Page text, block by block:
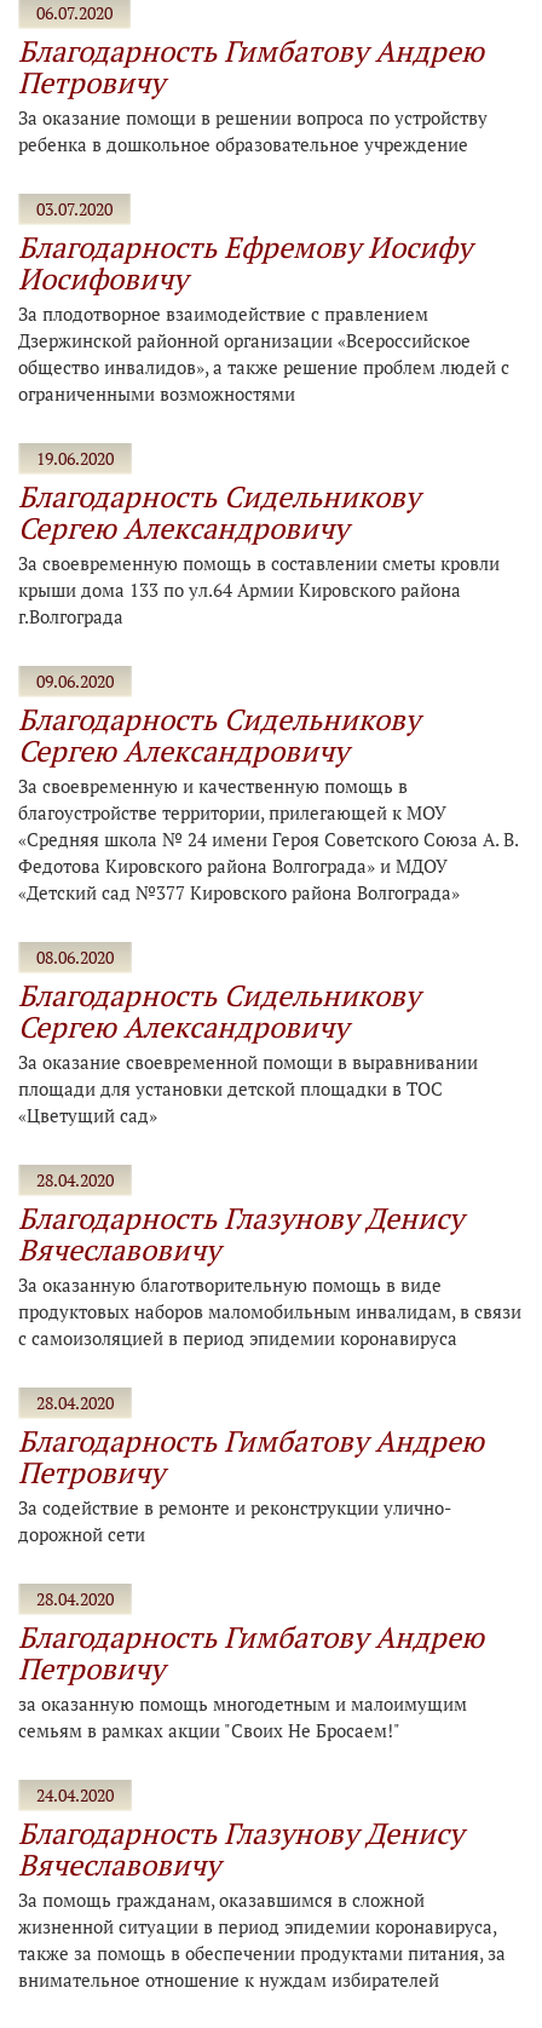
06.07.2020
Благодарность Гимбатову Андрею
Петровичу
За оказание помощи в решении вопроса по устройству
ребенка в дошкольное образовательное учреждение
03.07.2020
Благодарность Ефремову Иосифу
Иосифовичу
За плодотворное взаимодействие с правлением
Дзержинской районной организации «Всероссийское
общество инвалидов», а также решение проблем людей с
ограниченными возможностями
19.06.2020
Благодарность Сидельникову
Сергею Александровичу
За своевременную помощь в составлении сметы кровли
крыши дома 133 по ул.64 Армии Кировского района
г.Волгограда
09.06.2020
Благодарность Сидельникову
Сергею Александровичу
За своевременную и качественную помощь в
благоустройстве территории, прилегающей к МОУ
«Средняя школа № 24 имени Героя Советского Союза А. В.
Федотова Кировского района Волгограда» и МДОУ
«Детский сад №377 Кировского района Волгограда»
08.06.2020
Благодарность Сидельникову
Сергею Александровичу
За оказание своевременной помощи в выравнивании
площади для установки детской площадки в ТОС
«Цветущий сад»
28.04.2020
Благодарность Глазунову Денису
Вячеславовичу
За оказанную благотворительную помощь в виде
продуктовых наборов маломобильным инвалидам, в связи
с самоизоляцией в период эпидемии коронавируса
28.04.2020
Благодарность Гимбатову Андрею
Петровичу
За содействие в ремонте и реконструкции улично-
дорожной сети
28.04.2020
Благодарность Гимбатову Андрею
Петровичу
за оказанную помощь многодетным и малоимущим
семьям в рамках акции "Своих Не Бросаем!"
24.04.2020
Благодарность Глазунову Денису
Вячеславовичу
За помощь гражданам, оказавшимся в сложной
жизненной ситуации в период эпидемии коронавируса,
также за помощь в обеспечении продуктами питания, за
внимательное отношение к нуждам избирателей